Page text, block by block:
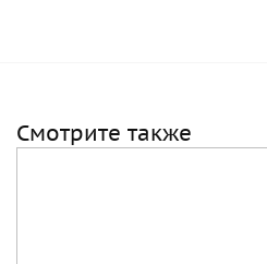
Смотрите также